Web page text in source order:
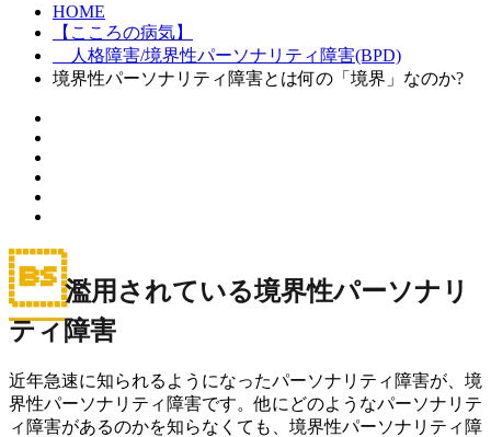
HOME
【こころの病気】
人格障害/境界性パーソナリティ障害(BPD)
境界性パーソナリティ障害とは何の「境界」なのか?
濫用されている境界性パーソナリ
ティ障害
近年急速に知られるようになったパーソナリティ障害が、境
界性パーソナリティ障害です。他にどのようなパーソナリテ
ィ障害があるのかを知らなくても、境界性パーソナリティ障